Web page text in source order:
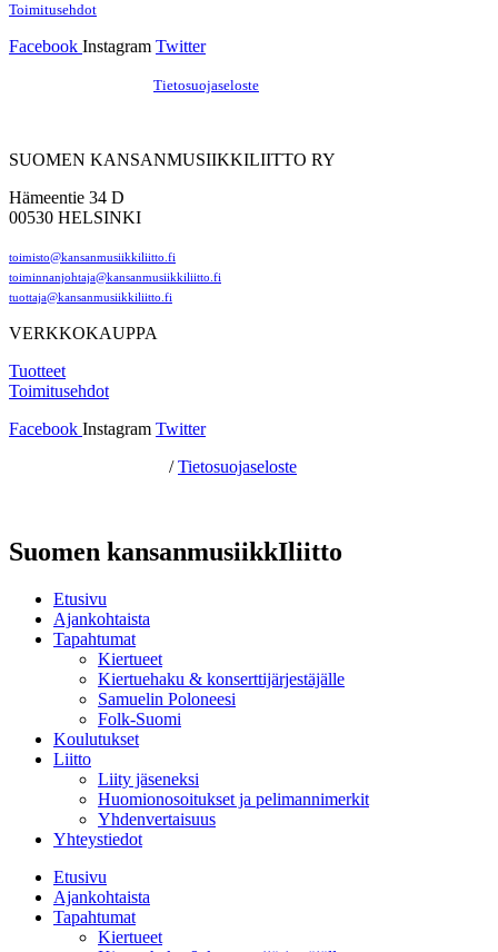
Toimitusehdot
Facebook Instagram Twitter
Tietosuojaseloste
SUOMEN KANSANMUSIIKKILIITTO RY
Hämeentie 34 D
00530 HELSINKI
toimisto@kansanmusiikkiliitto.fi
toiminnanjohtaja@kansanmusiikkiliitto.fi
tuottaja@kansanmusiikkiliitto.fi
VERKKOKAUPPA
Tuotteet
Toimitusehdot
Facebook Instagram Twitter
/Tietosuojaseloste
Suomen kansanmusiikkIliitto
Etusivu
Ajankohtaista
Tapahtumat
Kiertueet
Kiertuehaku & konserttijärjestäjälle
Samuelin Poloneesi
Folk-Suomi
Koulutukset
Liitto
Liity jäseneksi
Huomionosoitukset ja pelimannimerkit
Yhdenvertaisuus
Yhteystiedot
Etusivu
Ajankohtaista
Tapahtumat
Kiertueet